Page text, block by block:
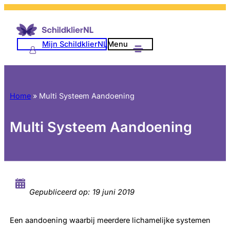
Mijn SchildklierNLMenu
Home » Multi Systeem Aandoening
Multi Systeem Aandoening
Gepubliceerd op: 19 juni 2019
Een aandoening waarbij meerdere lichamelijke systemen